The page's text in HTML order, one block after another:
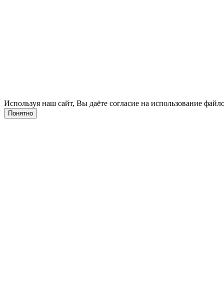
Используя наш сайт, Вы даёте согласие на использование
Понятно